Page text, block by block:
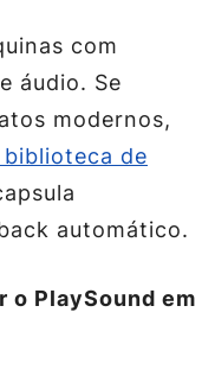
com
áudio. Se
modernos,
biblioteca de
automático.
o PlaySound em